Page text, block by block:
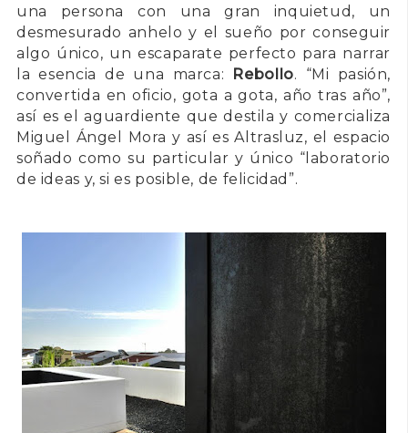
una persona con una gran inquietud, un
desmesurado anhelo y el sueño por conseguir
algo único, un escaparate perfecto para narrar
la esencia de una marca: Rebollo. “Mi pasión,
convertida en oficio, gota a gota, año tras año”,
así es el aguardiente que destila y comercializa
Miguel Ángel Mora y así es Altrasluz, el espacio
soñado como su particular y único “laboratorio
de ideas y, si es posible, de felicidad”.